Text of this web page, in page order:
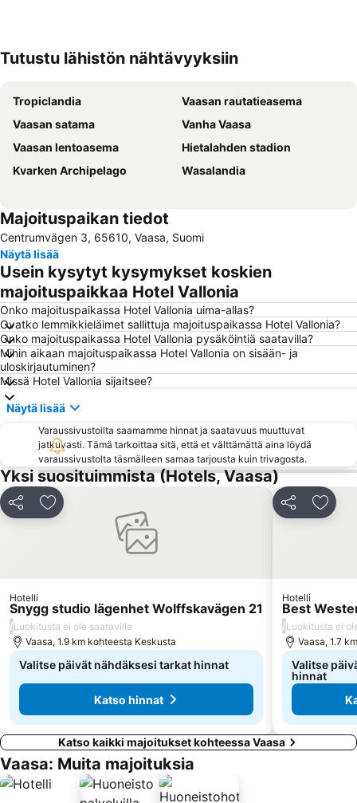
Tutustu lähistön nähtävyyksiin
Tropiclandia
Vaasan rautatieasema
Vaasan satama
Vanha Vaasa
Vaasan lentoasema
Hietalahden stadion
Kvarken Archipelago
Wasalandia
Majoituspaikan tiedot
Centrumvägen 3, 65610, Vaasa, Suomi
Näytä lisää
Usein kysytyt kysymykset koskien
majoituspaikkaa Hotel Vallonia
Onko majoituspaikassa Hotel Vallonia uima-allas?
Ovatko lemmikkieläimet sallittuja majoituspaikassa Hotel Vallonia?
Onko majoituspaikassa Hotel Vallonia pysäköintiä saatavilla?
Mihin aikaan majoituspaikassa Hotel Vallonia on sisään- ja
uloskirjautuminen?
Missä Hotel Vallonia sijaitsee?
Näytä lisää
Varaussivustoilta saamamme hinnat ja saatavuus muuttuvat
jatkuvasti. Tämä tarkoittaa sitä, että et välttämättä aina löydä
varaussivustolta täsmälleen samaa tarjousta kuin trivagosta.
Yksi suosituimmista (Hotels, Vaasa)
Jaa Lisää suosikkeihin
Hotelli
Snygg studio lägenhet Wolffskavägen 21
/Luokitusta ei ole saatavilla
Vaasa, 1.9 km kohteesta Keskusta
Valitse päivät nähdäksesi tarkat hinnat
Katso hinnat
Jaa Lisää
Hotelli
Best
/Luokitusta ei
Vaasa, 1.7
Valitse
hinnat
Katso kaikki majoitukset kohteessa Vaasa
Vaasa: Muita majoituksia